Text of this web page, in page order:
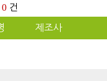
0 건
제조사